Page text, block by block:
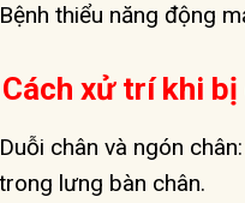
Bệnh thiểu năng động
xử trí khi
Duỗi chân và ngón
trong lưng bàn chân.